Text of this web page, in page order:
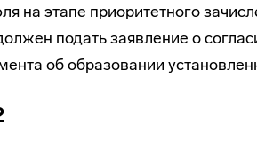
на этапе приоритетного
подать заявление о
об образовании